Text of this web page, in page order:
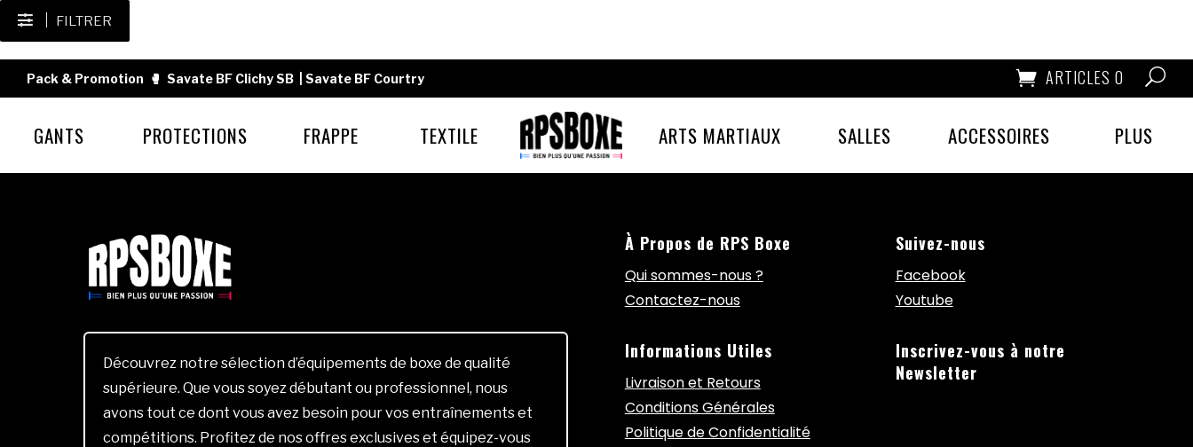
FILTRER
Pack & Promotion 🥊 Savate BF Clichy SB Savate BF Courtry ARTICLES 0
GANTS PROTECTIONS FRAPPE TEXTILE ARTS MARTIAUX SALLES ACCESSOIRES PLUS
Découvrez notre sélection d’équipements de boxe de qualité
supérieure. Que vous soyez débutant ou professionnel, nous
avons tout ce dont vous avez besoin pour vos entraînements et
compétitions. Profitez de nos offres exclusives et équipez-vous
À Propos de RPS Boxe
Qui sommes-nous ?
Contactez-nous
Informations Utiles
Livraison et Retours
Conditions Générales
Politique de Confidentialité
Suivez-nous
Facebook
Youtube
Inscrivez-vous à notre
Newsletter